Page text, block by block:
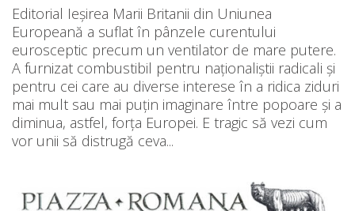
Editorial Ieșirea Marii Britanii din Uniunea
Europeană a suflat în pânzele curentului
eurosceptic precum un ventilator de mare putere.
A furnizat combustibil pentru naționaliștii radicali și
pentru cei care au diverse interese în a ridica ziduri
mai mult sau mai puțin imaginare între popoare și a
diminua, astfel, forța Europei. E tragic să vezi cum
vor unii să distrugă ceva...